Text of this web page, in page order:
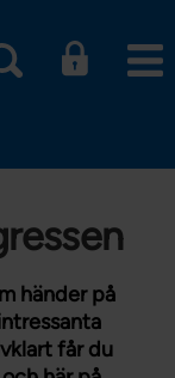
händer på
får du